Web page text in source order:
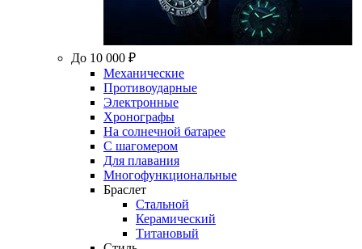
До 10 000 ₽
Механические
Противоударные
Электронные
Хронографы
На солнечной батарее
С шагомером
Для плавания
Многофункциональные
Браслет
Стальной
Керамический
Титановый